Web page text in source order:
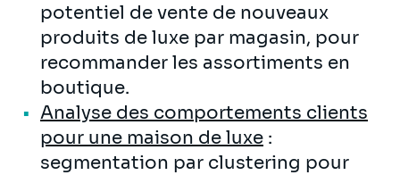
potentiel de vente de nouveaux
produits de luxe par magasin, pour
recommander les assortiments en
boutique.
Analyse des comportements clients
pour une maison de luxe :
segmentation par clustering pour